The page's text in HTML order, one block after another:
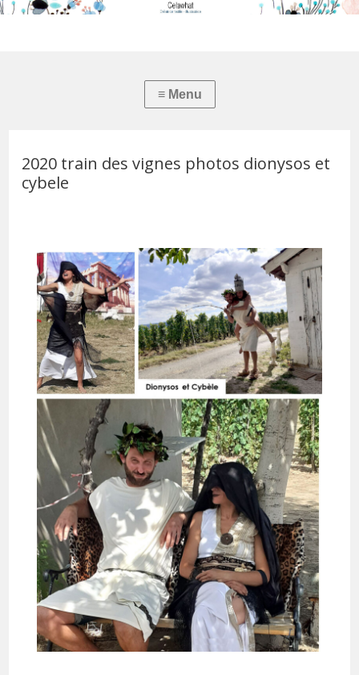
2020 train des vignes photos dionysos et
cybele